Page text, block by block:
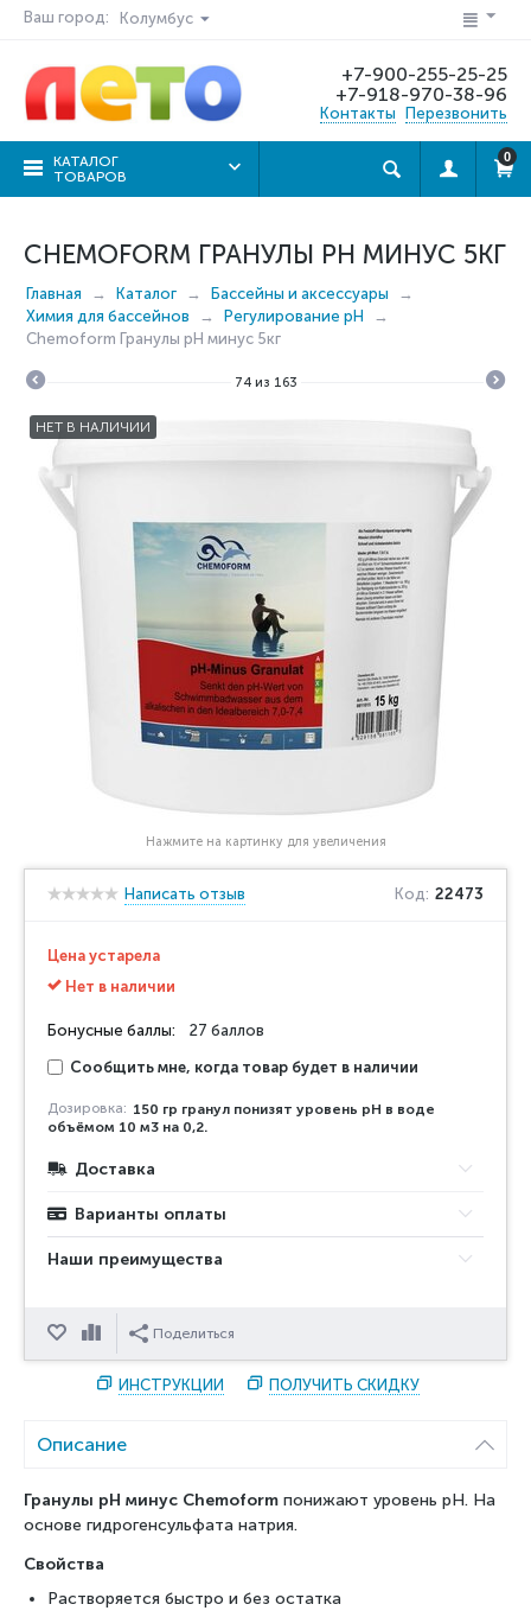
Ваш город: Колумбус
+7-900-255-25-25
+7-918-970-38-96
Контакты Перезвонить
КАТАЛОГ
ТОВАРОВ
0
CHEMOFORM ГРАНУЛЫ PH МИНУС 5КГ
Главная Каталог
Бассейны и аксессуары
Химия для бассейнов
Регулирование рН
Chemoform Гранулы pH минус 5кг
74 из 163
НЕТ В НАЛИЧИИ
Нажмите на картинку для увеличения
Написать отзыв Код: 22473
Цена устарела
Нет в наличии
Бонусные баллы: 27 баллов
Сообщить мне, когда товар будет в наличии
Дозировка: 150 гр гранул понизят уровень рН в воде
объёмом 10 м3 на 0,2.
Доставка
Варианты оплаты
Наши преимущества
ОтложитьСравнитьПоделиться
ИНСТРУКЦИИ ПОЛУЧИТЬ СКИДКУ
Описание
Гранулы pH минус Chemoform понижают уровень pH. На
основе гидрогенсульфата натрия.
Свойства
Растворяется быстро и без остатка